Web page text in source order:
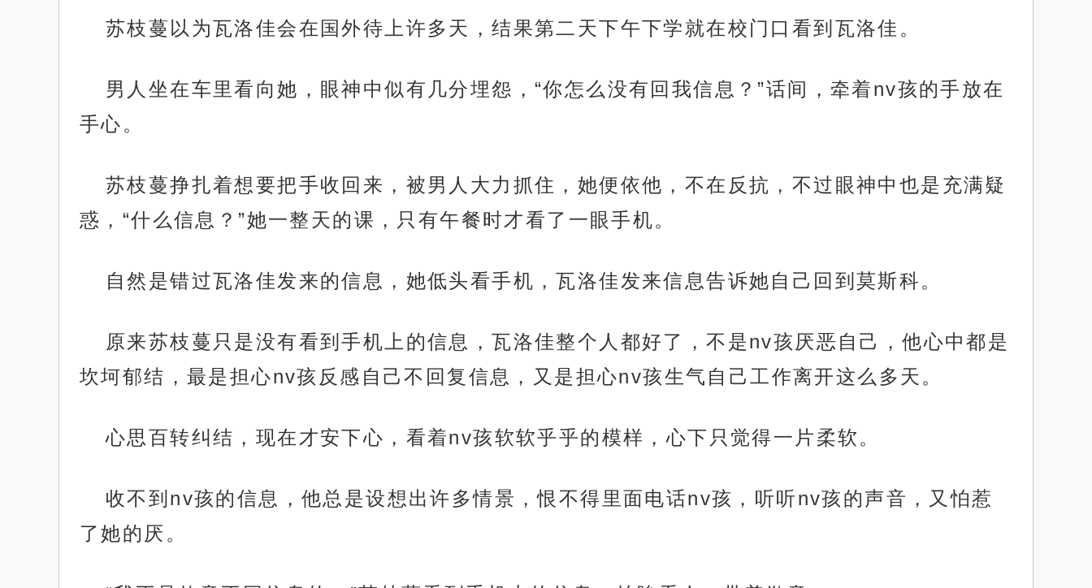
苏枝蔓以为瓦洛佳会在国外待上许多天，结果第二天下午下学就在校门口看到瓦洛佳。
男人坐在车里看向她，眼神中似有几分埋怨，“你怎么没有回我信息？”话间，牵着nv孩的手放在
手心。
苏枝蔓挣扎着想要把手收回来，被男人大力抓住，她便依他，不在反抗，不过眼神中也是充满疑
惑，“什么信息？”她一整天的课，只有午餐时才看了一眼手机。
自然是错过瓦洛佳发来的信息，她低头看手机，瓦洛佳发来信息告诉她自己回到莫斯科。
原来苏枝蔓只是没有看到手机上的信息，瓦洛佳整个人都好了，不是nv孩厌恶自己，他心中都是
坎坷郁结，最是担心nv孩反感自己不回复信息，又是担心nv孩生气自己工作离开这么多天。
心思百转纠结，现在才安下心，看着nv孩软软乎乎的模样，心下只觉得一片柔软。
收不到nv孩的信息，他总是设想出许多情景，恨不得里面电话nv孩，听听nv孩的声音，又怕惹
了她的厌。